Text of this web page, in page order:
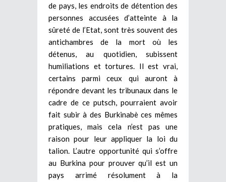
de pays, les endroits de détention des
personnes accusées d’atteinte à la
sûreté de l’Etat, sont très souvent des
antichambres de la mort où les
détenus, au quotidien, subissent
humiliations et tortures. Il est vrai,
certains parmi ceux qui auront à
répondre devant les tribunaux dans le
cadre de ce putsch, pourraient avoir
fait subir à des Burkinabè ces mêmes
pratiques, mais cela n’est pas une
raison pour leur appliquer la loi du
talion. L’autre opportunité qui s’offre
au Burkina pour prouver qu’il est un
pays arrimé résolument à la